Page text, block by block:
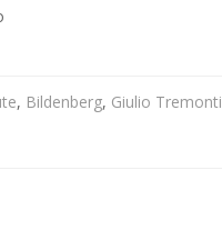
, Bildenberg, Giulio Tremonti